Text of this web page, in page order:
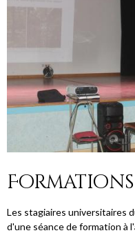
Formations
Les stagiaires universitaires
d'une séance de formation à